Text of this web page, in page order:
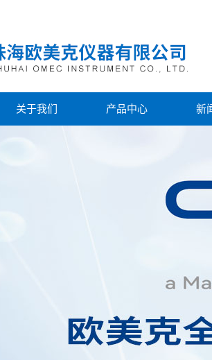
关于我们 产品中心 新